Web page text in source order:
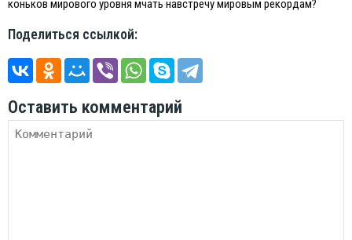
коньков мирового уровня мчать навстречу мировым рекордам?
Поделиться ссылкой:
Оставить комментарий